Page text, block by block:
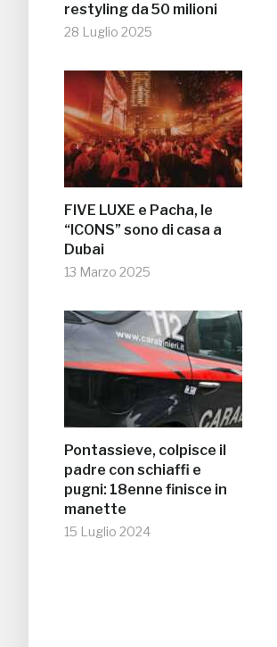
restyling da 50 milioni
28 Luglio 2025
FIVE LUXE e Pacha, le
“ICONS” sono di casa a
Dubai
13 Marzo 2025
Pontassieve, colpisce il
padre con schiaffi e
pugni: 18enne finisce in
manette
15 Luglio 2024